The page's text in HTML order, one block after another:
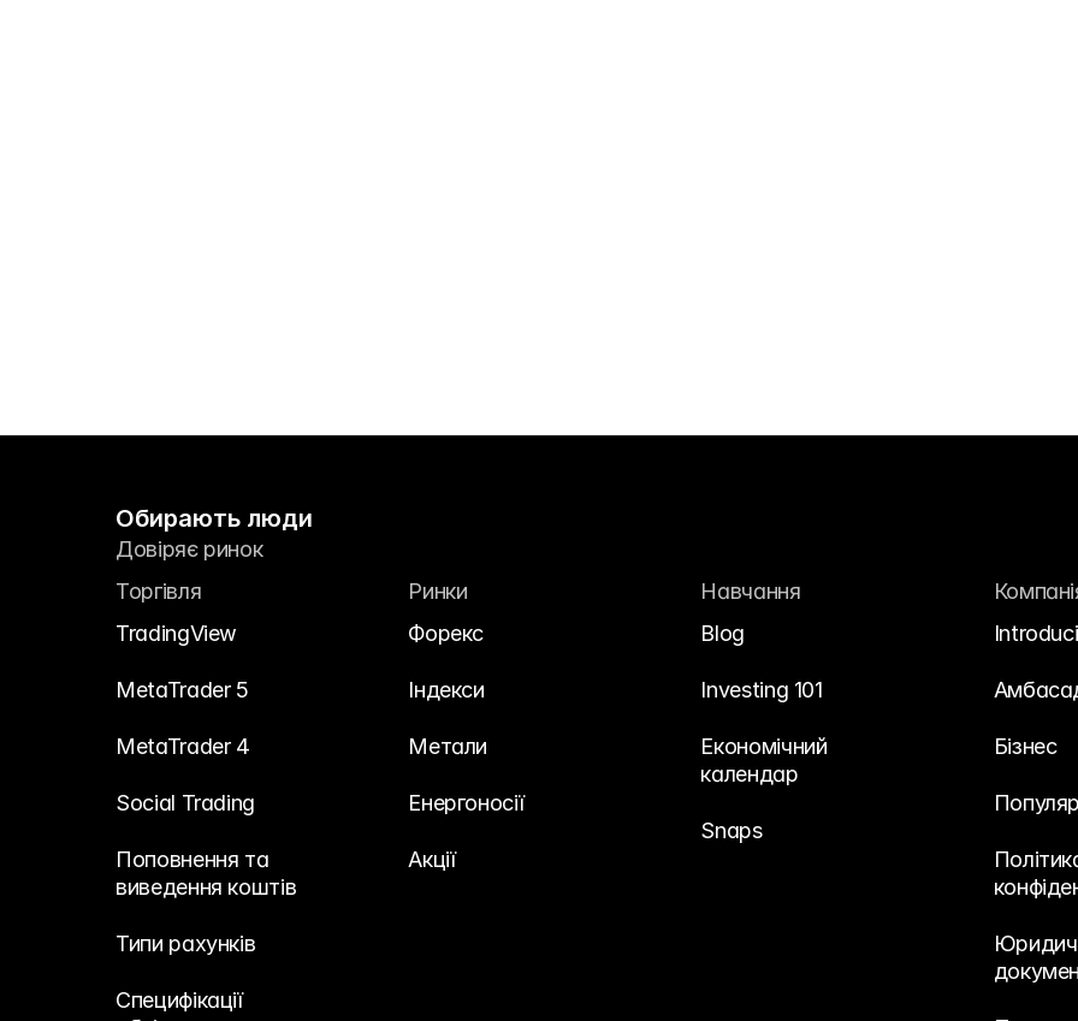
Обирають люди
Довіряє ринок
Торгівля
TradingView
MetaTrader 5
MetaTrader 4
Social Trading
Поповнення та
виведення коштів
Типи рахунків
Специфікації
Ринки
Форекс
Індекси
Метали
Енергоносії
Акції
Навчання
Blog
Investing 101
Економічний
календар
Snaps
Бізнес